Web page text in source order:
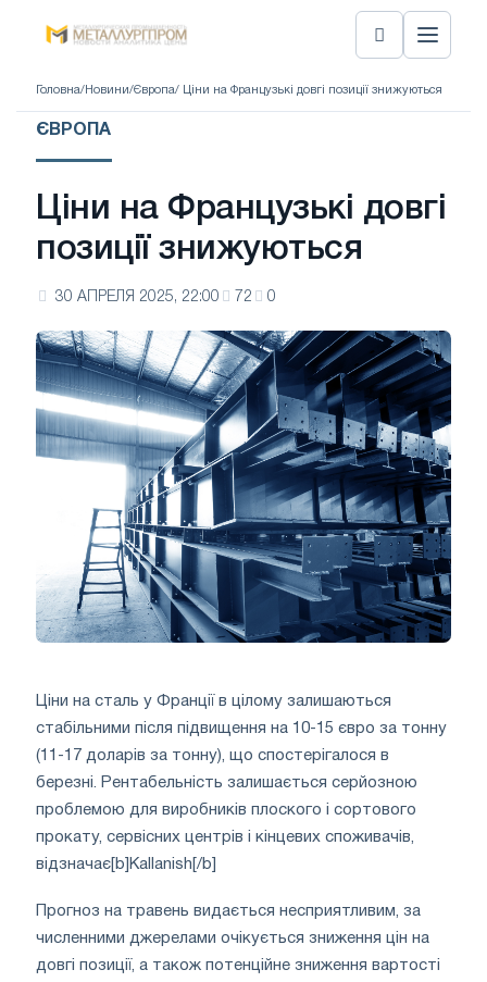
Головна/ Новини/Європа/ Ціни на Французькі довгі позиції знижуються
ЄВРОПА
Ціни на Французькі довгі
позиції знижуються
30 АПРЕЛЯ 2025, 22:00 72 0
Ціни на сталь у Франції в цілому залишаються
стабільними після підвищення на 10-15 євро за тонну
(11-17 доларів за тонну), що спостерігалося в
березні. Рентабельність залишається серйозною
проблемою для виробників плоского і сортового
прокату, сервісних центрів і кінцевих споживачів,
відзначає[b]Kallanish[/b]
Прогноз на травень видається несприятливим, за
численними джерелами очікується зниження цін на
довгі позиції, а також потенційне зниження вартості